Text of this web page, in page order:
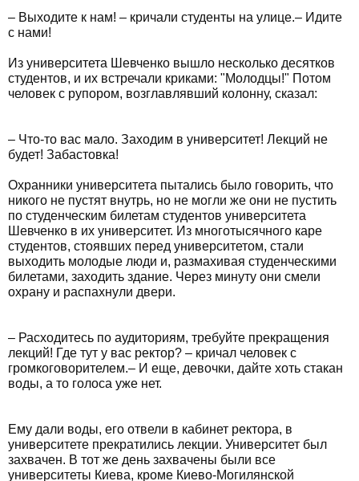
– Выходите к нам! – кричали студенты на улице.– Идите
с нами!
Из университета Шевченко вышло несколько десятков
студентов, и их встречали криками: "Молодцы!" Потом
человек с рупором, возглавлявший колонну, сказал:
– Что-то вас мало. Заходим в университет! Лекций не
будет! Забастовка!
Охранники университета пытались было говорить, что
никого не пустят внутрь, но не могли же они не пустить
по студенческим билетам студентов университета
Шевченко в их университет. Из многотысячного каре
студентов, стоявших перед университетом, стали
выходить молодые люди и, размахивая студенческими
билетами, заходить здание. Через минуту они смели
охрану и распахнули двери.
– Расходитесь по аудиториям, требуйте прекращения
лекций! Где тут у вас ректор? – кричал человек с
громкоговорителем.– И еще, девочки, дайте хоть стакан
воды, а то голоса уже нет.
Ему дали воды, его отвели в кабинет ректора, в
университете прекратились лекции. Университет был
захвачен. В тот же день захвачены были все
университеты Киева, кроме Киево-Могилянской